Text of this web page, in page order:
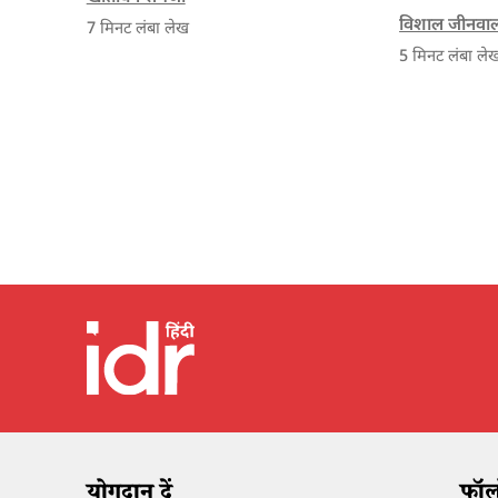
दिन।
7मिनट लंबा लेख
से परे जीवन
न्यूनतम वेतन
विशाल
5 मिनट लंबा